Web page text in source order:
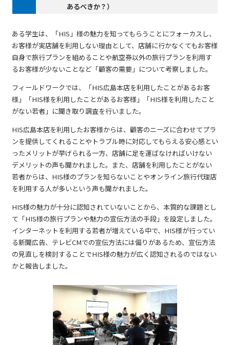
あるべきか？）
ある学生は、「HIS」様の魅力を知ってもらうことにフォーカスし、
お客様が実店舗を利用しない理由として、店舗に行かなくてもお客様
自身で旅行プランを組めることや航空券以外の旅行プランを利用す
るお客様が少ないことなど「顧客の需要」について考察しました。
フィールドワークでは、「HIS広島本店を利用したことがあるお客
様」「HIS様を利用したことがあるお客様」「HIS様を利用したこと
がない若者」に聞き取り調査を行いました。
HIS広島本店を利用したお客様からは、顧客のニーズに合わせてプラ
ンを提供してくれることやトラブル時に対応してもらえる安心感とい
ったメリットが挙げられる一方、店舗に足を運ばなければいけない
デメリットの声も聞かれました。また、店舗を利用したことがない
若者からは、HIS様のプランを知らないことやオンライン旅行代理店
を利用する人が多いという声も聞かれました。
HIS様の魅力が十分に認知されていないことから、本質的な課題とし
て「HIS様の旅行プランや魅力の宣伝方法の手段」を設定しました。
インターネットを利用する若者が増えている中で、HIS様が行ってい
る新聞広告、テレビCMでの宣伝方法には偏りがあるため、宣伝方法
の見直しを検討することでHIS様の魅力が広く認知されるのではない
かと報告しました。